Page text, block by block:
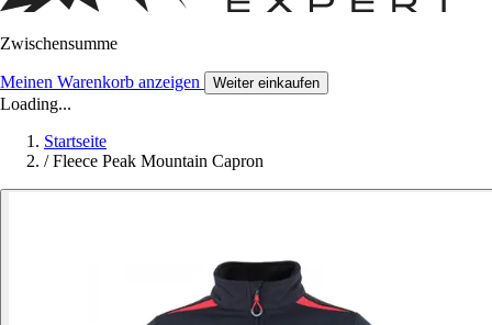
Zwischensumme
Meinen Warenkorb anzeigen Weiter einkaufen
Loading...
Startseite
/ Fleece Peak Mountain Capron